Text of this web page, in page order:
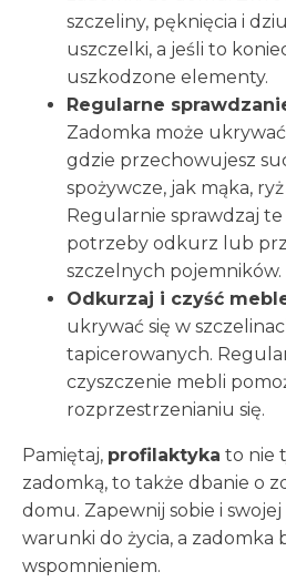
szczeliny, pęknięcia i
uszczelki, a jeśli to
uszkodzone elementy.
Regularne
Zadomka może
gdzie przechowujesz
spożywcze, jak mąka, ryż
Regularnie sprawdzaj te
potrzeby odkurz lub
szczelnych pojemników.
Odkurzaj i czyść
ukrywać się w
tapicerowanych.
czyszczenie mebli
rozprzestrzenianiu się.
Pamiętaj, profilaktyka to nie
zadomką, to także dbanie o
domu. Zapewnij sobie i
warunki do życia, a zadomka
wspomnieniem.